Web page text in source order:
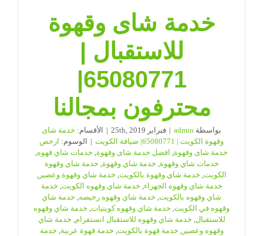
خدمة شاى وقهوة
للاستقبال |
65080771|
محترفون بمجالنا
بواسطة admin
| فبراير 25th, 2019 | الأقسام: خدمة شاى
وقهوة الكويت | 65080771| ضيافة الكويت
| الوسوم: ارخص
خدمة شاى وقهوة افضل خدمة شاى وقهوة خدمات شاي قهوه
خدمات شاي وقهوة خدمة شاي وقهوة خدمة شاي وقهوة
الكويت خدمة شاي وقهوة بالكويت خدمة شاي وقهوة وعصير
خدمة شاي وقهوه الجهراء خدمة شاي وقهوه الكويت خدمة
شاي وقهوه بالكويت خدمة شاي وقهوه رخيصه خدمة شاي
وقهوه في الكويت خدمة شاي وقهوه كويتيات خدمة شاي وقهوه
للاستقبال خدمة شاي وقهوه للاستقبال انستقرام خدمة شاي
وقهوه وعصير
خدمة قهوة بالكويت خدمة قهوة عربية خدمة